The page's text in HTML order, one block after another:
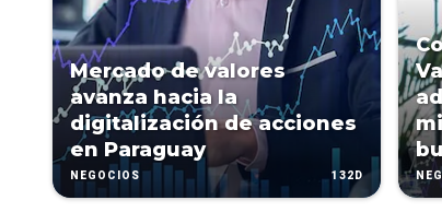
Mercado de valores
avanza hacia la
digitalización de acciones
en Paraguay
NEGOCIOS 132D